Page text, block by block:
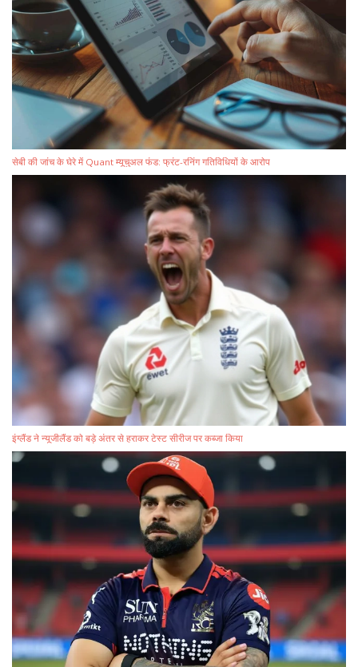
सेबी की जांच के घेरे में Quant म्यूचुअल फंड: फ्रंट-रनिंग गतिविधियों के आरोप
इंग्लैंड ने न्यूजीलैंड को बड़े अंतर से हराकर टेस्ट सीरीज पर कब्जा किया